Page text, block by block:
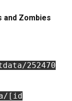
and Zombies
252470
[id